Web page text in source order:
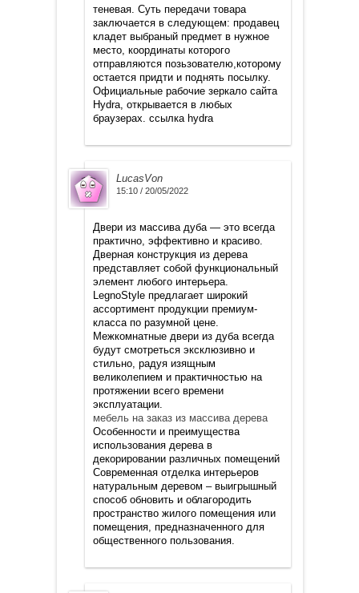
теневая. Суть передачи товара
заключается в следующем: продавец
кладет выбраный предмет в нужное
место, координаты которого
отправляются позьзователю,которому
остается придти и поднять посылку.
Официальные рабочие зеркало сайта
Hydra, открывается в любых
браузерах. ссылка hydra
LucasVon
15:10 / 20/05/2022
Двери из массива дуба — это всегда
практично, эффективно и красиво.
Дверная конструкция из дерева
представляет собой функциональный
элемент любого интерьера.
LegnoStyle предлагает широкий
ассортимент продукции премиум-
класса по разумной цене.
Межкомнатные двери из дуба всегда
будут смотреться эксклюзивно и
стильно, радуя изящным
великолепием и практичностью на
протяжении всего времени
эксплуатации.
мебель на заказ из массива дерева
Особенности и преимущества
использования дерева в
декорировании различных помещений
Современная отделка интерьеров
натуральным деревом – выигрышный
способ обновить и облагородить
пространство жилого помещения или
помещения, предназначенного для
общественного пользования.